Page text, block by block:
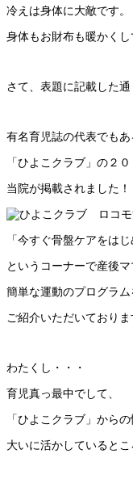
冷えは身体に大敵です。
身体もお財布も暖かくし
さて、表題に記載した通
有名育児誌の代表でもあ
「ひよこクラブ」の２
当院が掲載されました！
「今すぐ骨盤ケアをはじ
というコーナーで産後
簡単な運動のプログラ
ご紹介いただいておりま
わたくし・・・
育児真っ最中でして、
「ひよこクラブ」から
大いに活かしているとこ